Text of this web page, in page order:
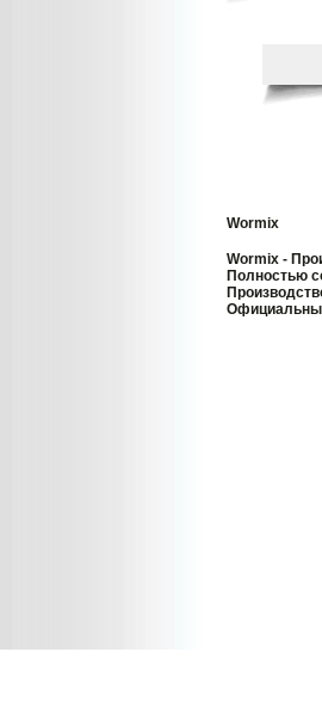
Wormix
Wormix -
Полностью